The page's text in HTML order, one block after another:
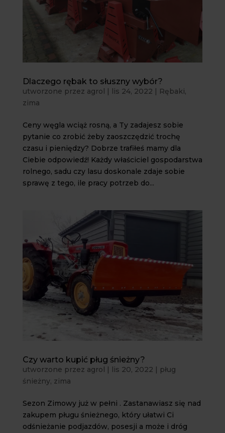
Dlaczego rębak to słuszny wybór?
utworzone przez agrol | lis 24, 2022 | Rębaki,
zima
Ceny węgla wciąż rosną, a Ty zadajesz sobie
pytanie co zrobić żeby zaoszczędzić trochę
czasu i pieniędzy? Dobrze trafiłeś mamy dla
Ciebie odpowiedź! Każdy właściciel gospodarstwa
rolnego, sadu czy lasu doskonale zdaje sobie
sprawę z tego, ile pracy potrzeb do...
Czy warto kupić pług śnieżny?
utworzone przez agrol lis 20, 2022
pług
śnieżny, zima
Sezon Zimowy już w pełni . Zastanawiasz się nad
zakupem pługu śnieżnego, który ułatwi Ci
odśnieżanie podjazdów, posesji a może i dróg